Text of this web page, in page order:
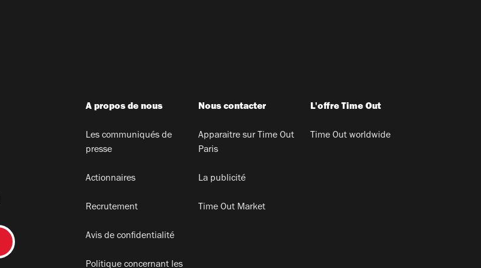
A propos de nous
Les communiqués de
presse
Actionnaires
Recrutement
Avis de confidentialité
Politique concernant les
Nous contacter
Apparaitre sur Time Out
Paris
La publicité
Time Out Market
L'offre Time Out
Time Out worldwide